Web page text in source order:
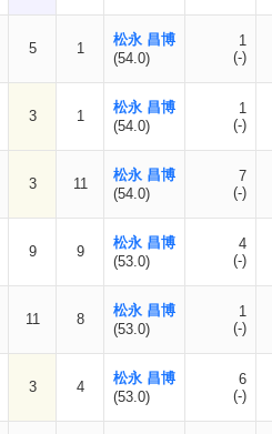
5 1
松永 昌博
(54.0)
1
(-)
3 1
松永 昌博
(54.0)
1
(-)
3 11
松永 昌博
(54.0)
7
(-)
9 9
松永 昌博
(53.0)
4
(-)
11 8
松永 昌博
(53.0)
1
(-)
3 4
松永 昌博
(53.0)
6
(-)